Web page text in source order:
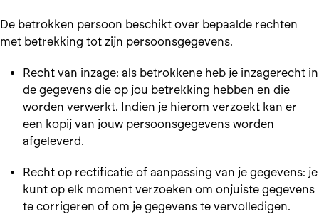
De betrokken persoon beschikt over bepaalde rechten
met betrekking tot zijn persoonsgegevens.
Recht van inzage: als betrokkene heb je inzagerecht in
de gegevens die op jou betrekking hebben en die
worden verwerkt. Indien je hierom verzoekt kan er
een kopij van jouw persoonsgegevens worden
afgeleverd.
Recht op rectificatie of aanpassing van je gegevens: je
kunt op elk moment verzoeken om onjuiste gegevens
te corrigeren of om je gegevens te vervolledigen.